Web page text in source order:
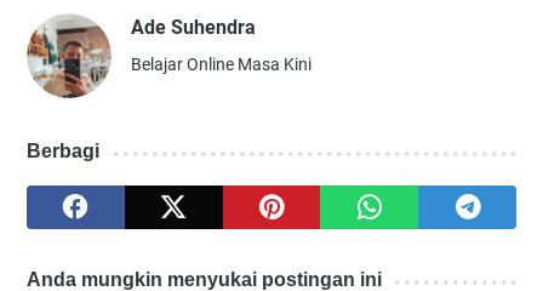
Ade Suhendra
Belajar Online Masa Kini
Berbagi
Anda mungkin menyukai postingan ini